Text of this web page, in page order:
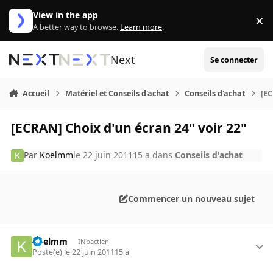
Aller au contenu
View in the app
A better way to browse. Learn more. ×
Next Se connecter
Accueil Matériel et Conseils d'achat Conseils d'achat
[ECRAN] Choix d'un écran 24" voir 22"
Par Koelmmle 22 juin 2011 15 a dans Conseils d'achat
Commencer un nouveau sujet
Koelmm INpactien
Posté(e) le 22 juin 201115 a